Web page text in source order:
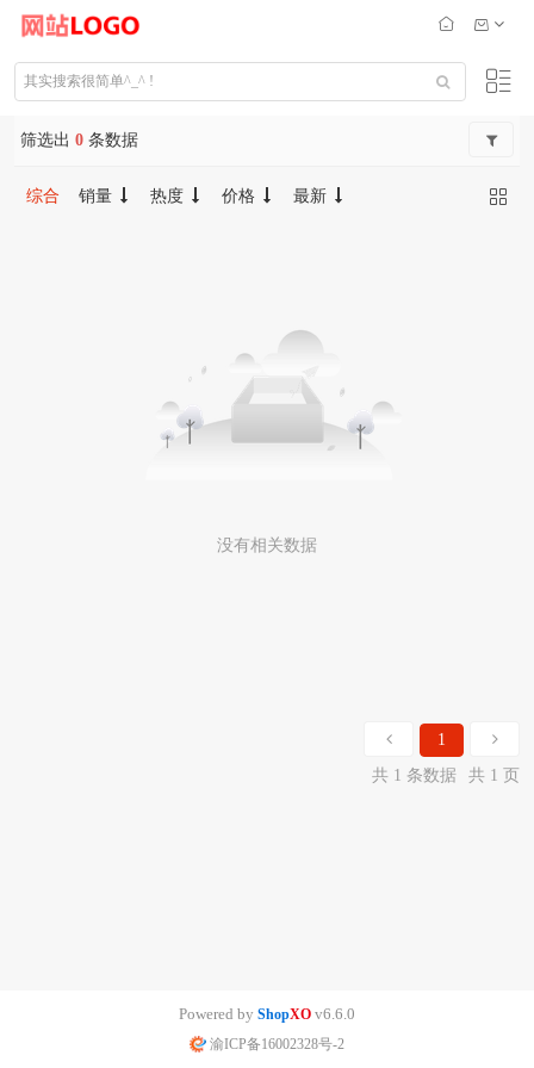
筛选出 0 条数据
综合 销量 热度 价格 最新
没有相关数据
1
共 1 条数据
共 1 页
Powered by ShopXO v6.6.0
渝ICP备16002328号-2